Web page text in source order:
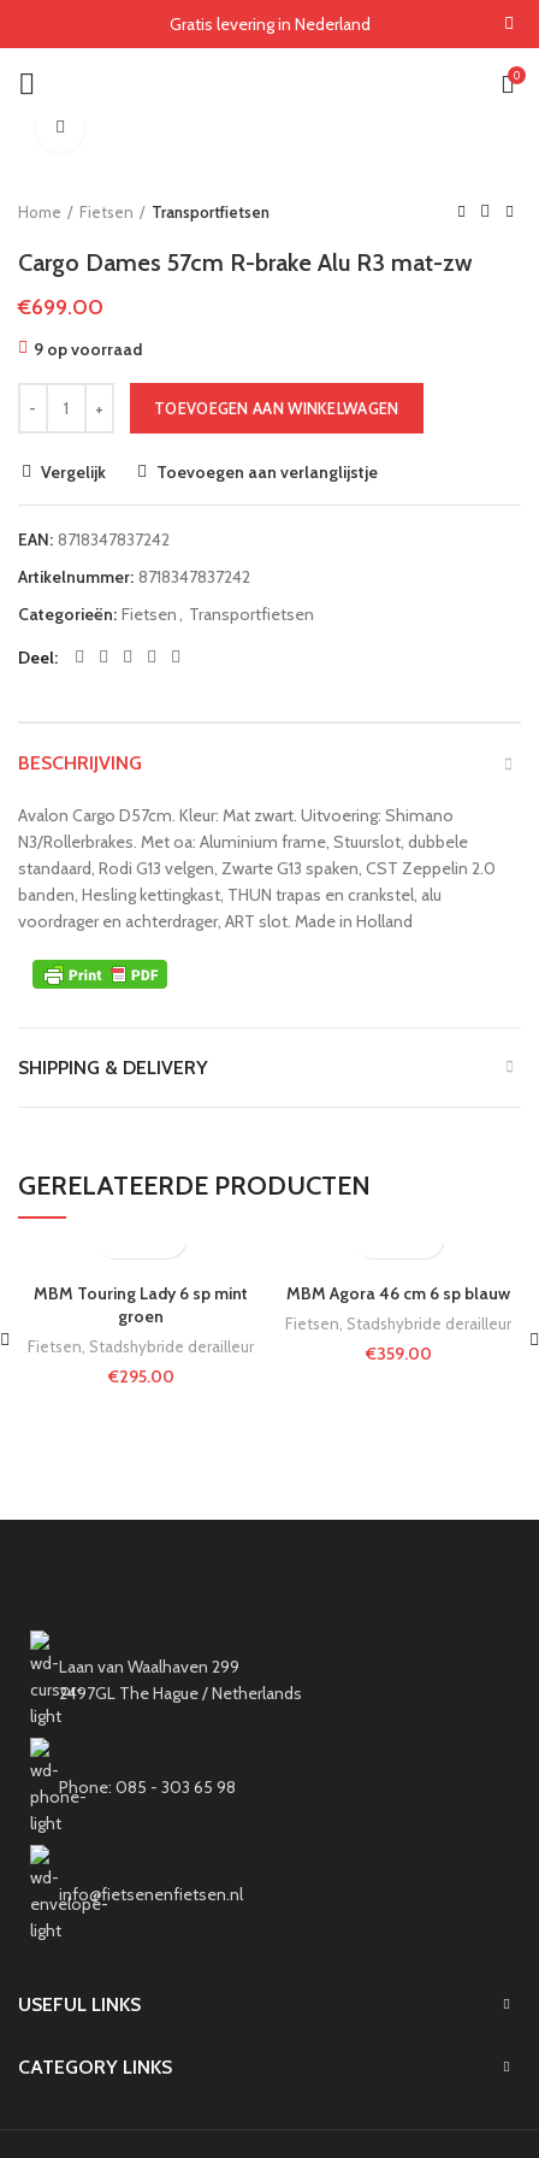
0
Home Fietsen Transportfietsen
Cargo Dames 57cm R-brake Alu R3 mat-zw
€699.00
9 op voorraad
TOEVOEGEN AAN WINKELWAGEN
Vergelijk Toevoegen aan verlanglijstje
EAN: 8718347837242
Artikelnummer: 8718347837242
Categorieën: Fietsen, Transportfietsen
Deel
BESCHRIJVING
Avalon Cargo D57cm. Kleur: Mat zwart. Uitvoering: Shimano
N3/Rollerbrakes. Met oa: Aluminium frame, Stuurslot, dubbele
standaard, Rodi G13 velgen, Zwarte G13 spaken, CST Zeppelin 2.0
banden, Hesling kettingkast, THUN trapas en crankstel, alu
voordrager en achterdrager, ART slot. Made in Holland
SHIPPING & DELIVERY
GERELATEERDE PRODUCTEN
MBM Touring Lady 6 sp mint
groen
Fietsen Stadshybride derailleur
€295.00
MBM Agora 46 cm 6 sp blauw
Fietsen Stadshybride derailleur
€359.00
Laan van Waalhaven 299
2497GL The Hague / Netherlands
Phone: 085 - 303 65 98
info@fietsenenfietsen.nl
USEFUL LINKS
CATEGORY LINKS
Gratis levering in Nederland